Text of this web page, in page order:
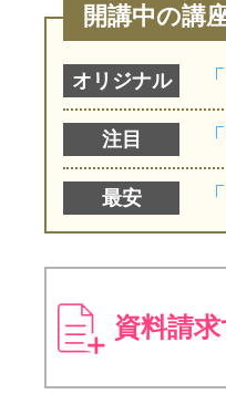
開講中の講
オリジナル
注目
最安
資料請